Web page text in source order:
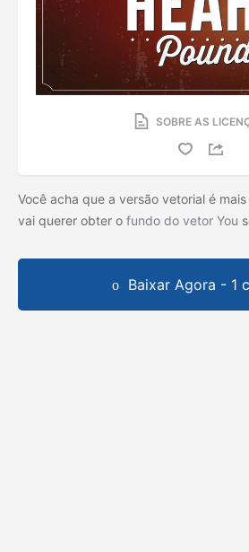
SOBRE AS
Você acha que a versão vetorial é
vai querer obter o fundo do vetor You
Baixar Agora - 1